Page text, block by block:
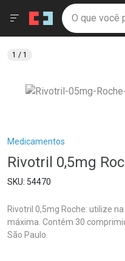
Drogaria São
Ir direto para a home
pela
Ir direto para o conteúdo
Ir direto para a busca
Ir direto para a conta
Ir direto para a
Ir direto para o carrinho
Faça a sua busca
O que
Menu
Breadcrumb
Medicamentos
Rivotril 0,5mg
54470
Rivotril 0,5mg Roche: utilize
máxima. Contém 30
São Paulo.
1 / 1